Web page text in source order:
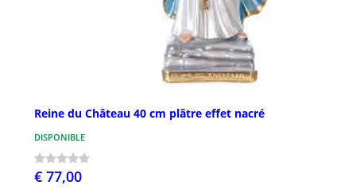
Reine du Château 40 cm plâtre effet nacré
DISPONIBLE
€ 77,00